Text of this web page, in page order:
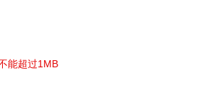
能超过1MB